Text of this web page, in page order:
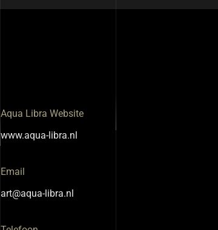
Aqua Libra Website
www.aqua-libra.nl
Email
art@aqua-libra.nl